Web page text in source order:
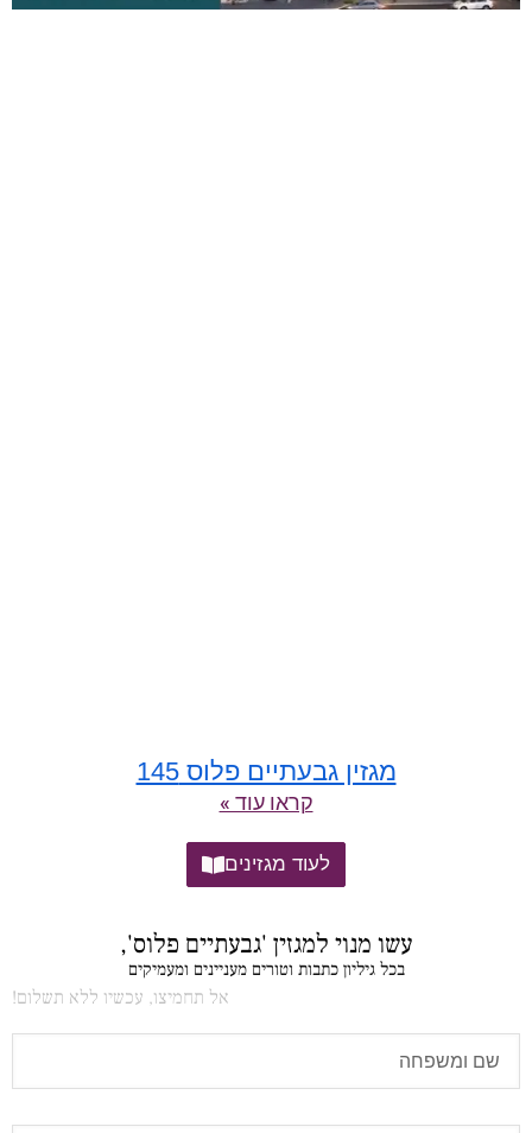
מגזין גבעתיים פלוס 145
קראו עוד »
לעוד מגזינים
עשו מנוי למגזין 'גבעתיים פלוס',
בכל גיליון כתבות וטורים מעניינים ומעמיקים
אל תחמיצו, עכשיו ללא תשלום!